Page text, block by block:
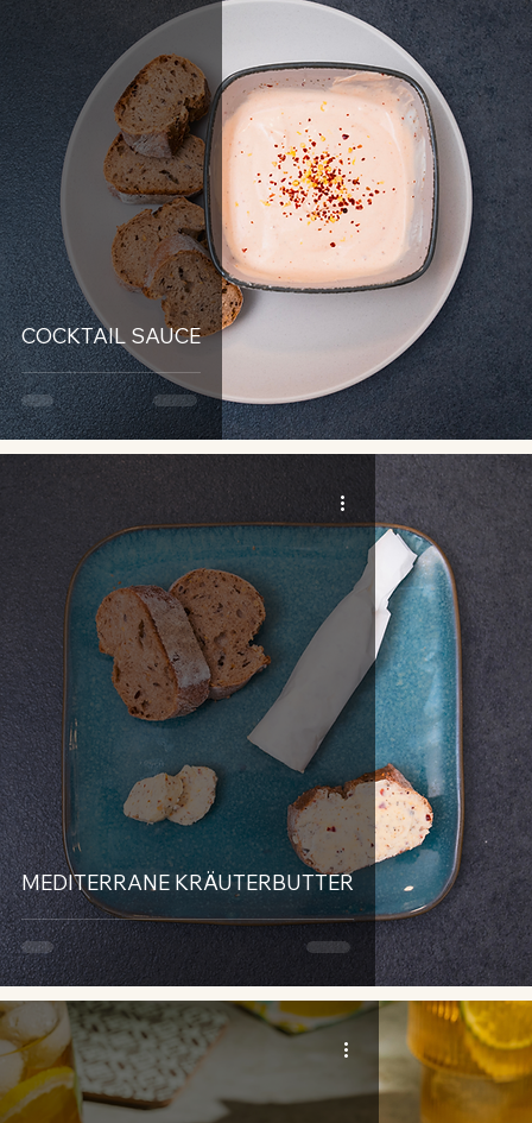
COCKTAIL SAUCE
MEDITERRANE KRÄUTERBUTTER